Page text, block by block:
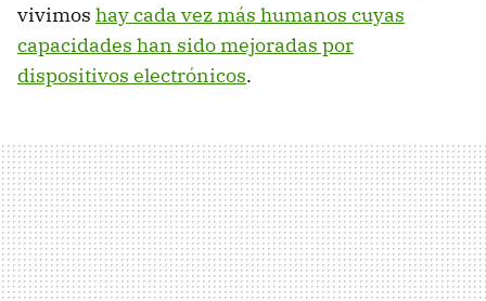
vivimos hay cada vez más humanos cuyas
capacidades han sido mejoradas por
dispositivos electrónicos.